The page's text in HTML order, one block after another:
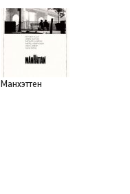
Манхэттен